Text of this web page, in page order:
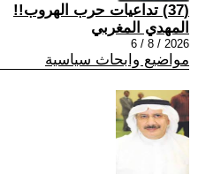
(37) تداعيات حرب الهروب!!
المهدي المغربي
2026 / 8 / 6
مواضيع وابحاث سياسية